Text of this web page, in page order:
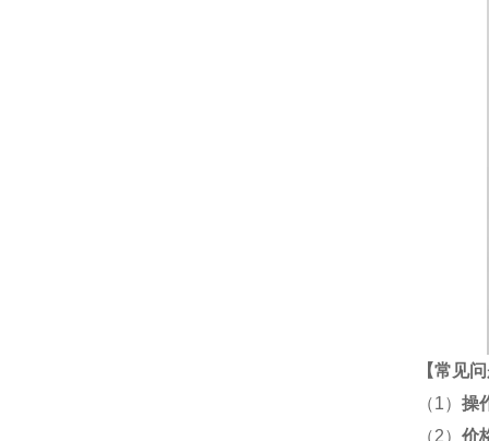
【常见
（1） 操
（2） 价